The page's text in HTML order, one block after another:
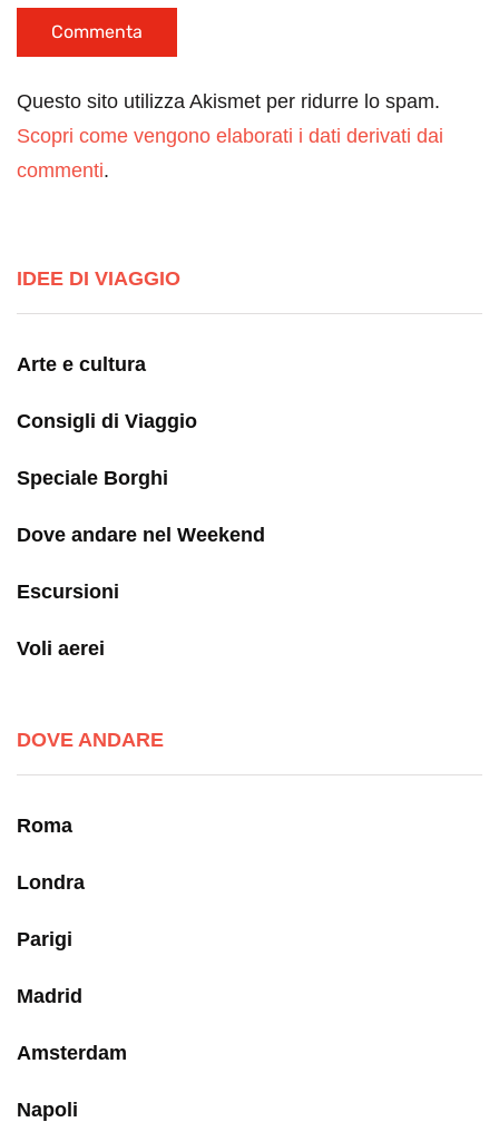
Questo sito utilizza Akismet per ridurre lo spam.
Scopri come vengono elaborati i dati derivati dai
commenti.
IDEE DI VIAGGIO
Arte e cultura
Consigli di Viaggio
Speciale Borghi
Dove andare nel Weekend
Escursioni
Voli aerei
DOVE ANDARE
Roma
Londra
Parigi
Madrid
Amsterdam
Napoli